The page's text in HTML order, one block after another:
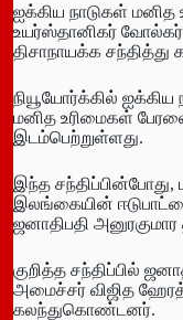
ஐக்கிய நாடுகள்
உயர்ஸ்தானிகர் வோல்கர்
திசாநாயக்க சந்தித்து
நியூயோர்க்கில்
மனித உரிமைகள்
இடம்பெற்றுள்ளது.
இந்த
இலங்கையின்
ஜனாதிபதி
குறித்த சந்திப்பில்
அமைச்சர் விஜித
கலந்துகொண்டனர்.